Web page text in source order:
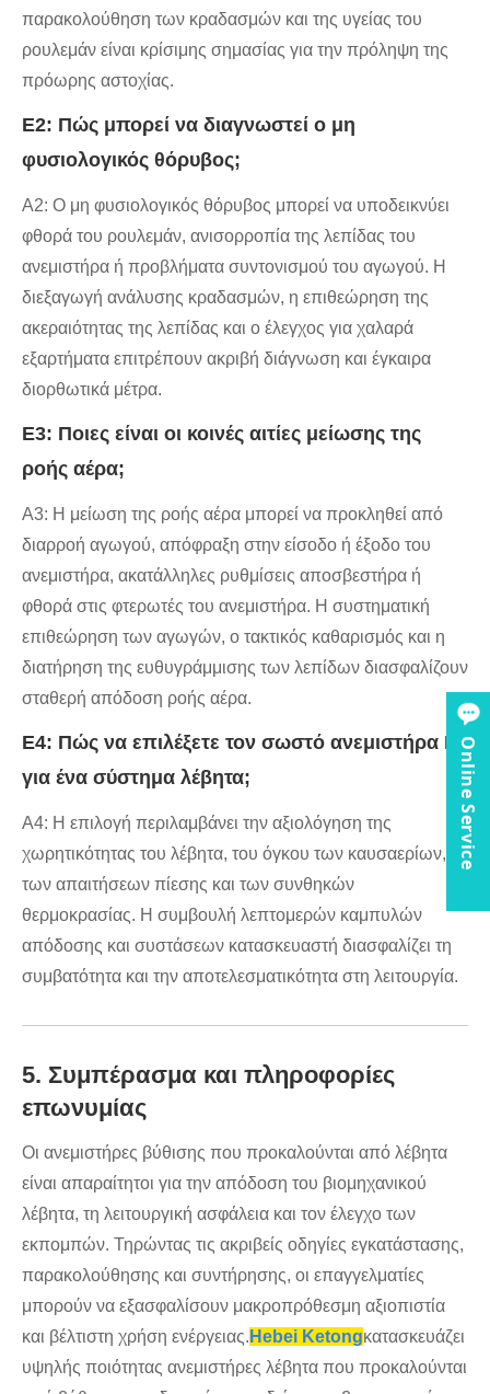
παρακολούθηση των κραδασμών και της υγείας του
ρουλεμάν είναι κρίσιμης σημασίας για την πρόληψη της
πρόωρης αστοχίας.
Ε2: Πώς μπορεί να διαγνωστεί ο μη
φυσιολογικός θόρυβος;
A2: Ο μη φυσιολογικός θόρυβος μπορεί να υποδεικνύει
φθορά του ρουλεμάν, ανισορροπία της λεπίδας του
ανεμιστήρα ή προβλήματα συντονισμού του αγωγού. Η
διεξαγωγή ανάλυσης κραδασμών, η επιθεώρηση της
ακεραιότητας της λεπίδας και ο έλεγχος για χαλαρά
εξαρτήματα επιτρέπουν ακριβή διάγνωση και έγκαιρα
διορθωτικά μέτρα.
Ε3: Ποιες είναι οι κοινές αιτίες μείωσης της
ροής αέρα;
A3: Η μείωση της ροής αέρα μπορεί να προκληθεί από
διαρροή αγωγού, απόφραξη στην είσοδο ή έξοδο του
ανεμιστήρα, ακατάλληλες ρυθμίσεις αποσβεστήρα ή
φθορά στις φτερωτές του ανεμιστήρα. Η συστηματική
επιθεώρηση των αγωγών, ο τακτικός καθαρισμός και η
διατήρηση της ευθυγράμμισης των λεπίδων διασφαλίζουν
σταθερή απόδοση ροής αέρα.
Ε4: Πώς να επιλέξετε τον σωστό ανεμιστήρα ID
για ένα σύστημα λέβητα;
A4: Η επιλογή περιλαμβάνει την αξιολόγηση της
χωρητικότητας του λέβητα, του όγκου των καυσαερίων,
των απαιτήσεων πίεσης και των συνθηκών
θερμοκρασίας. Η συμβουλή λεπτομερών καμπυλών
απόδοσης και συστάσεων κατασκευαστή διασφαλίζει τη
συμβατότητα και την αποτελεσματικότητα στη λειτουργία.
5. Συμπέρασμα και πληροφορίες
επωνυμίας
Οι ανεμιστήρες βύθισης που προκαλούνται από λέβητα
είναι απαραίτητοι για την απόδοση του βιομηχανικού
λέβητα, τη λειτουργική ασφάλεια και τον έλεγχο των
εκπομπών. Τηρώντας τις ακριβείς οδηγίες εγκατάστασης,
παρακολούθησης και συντήρησης, οι επαγγελματίες
μπορούν να εξασφαλίσουν μακροπρόθεσμη αξιοπιστία
και βέλτιστη χρήση ενέργειας. Hebei Ketongκατασκευάζει
υψηλής ποιότητας ανεμιστήρες λέβητα που προκαλούνται
Online Service